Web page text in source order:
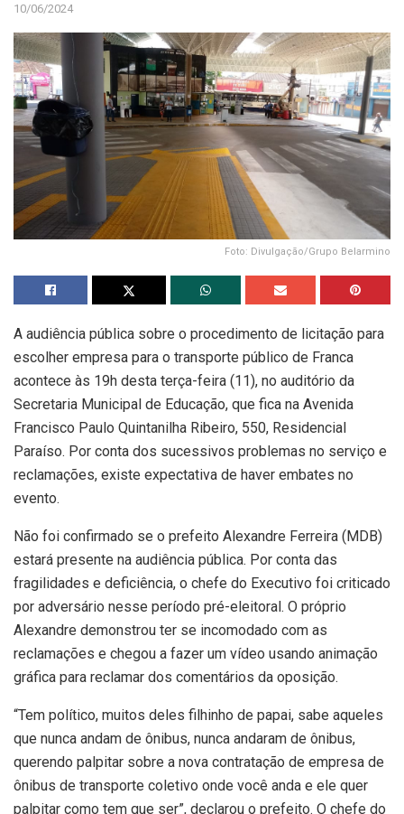
10/06/2024
Foto: Divulgação/Grupo Belarmino
A audiência pública sobre o procedimento de licitação para
escolher empresa para o transporte público de Franca
acontece às 19h desta terça-feira (11), no auditório da
Secretaria Municipal de Educação, que fica na Avenida
Francisco Paulo Quintanilha Ribeiro, 550, Residencial
Paraíso. Por conta dos sucessivos problemas no serviço e
reclamações, existe expectativa de haver embates no
evento.
Não foi confirmado se o prefeito Alexandre Ferreira (MDB)
estará presente na audiência pública. Por conta das
fragilidades e deficiência, o chefe do Executivo foi criticado
por adversário nesse período pré-eleitoral. O próprio
Alexandre demonstrou ter se incomodado com as
reclamações e chegou a fazer um vídeo usando animação
gráfica para reclamar dos comentários da oposição.
“Tem político, muitos deles filhinho de papai, sabe aqueles
que nunca andam de ônibus, nunca andaram de ônibus,
querendo palpitar sobre a nova contratação de empresa de
ônibus de transporte coletivo onde você anda e ele quer
palpitar como tem que ser”, declarou o prefeito. O chefe do